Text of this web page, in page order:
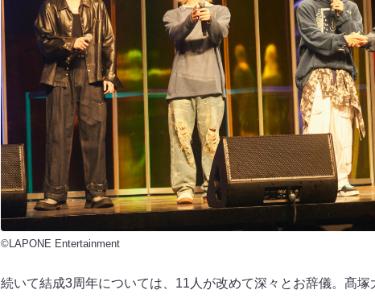
©LAPONE Entertainment
続いて結成3周年については、11人が改めて深々とお辞儀。髙塚